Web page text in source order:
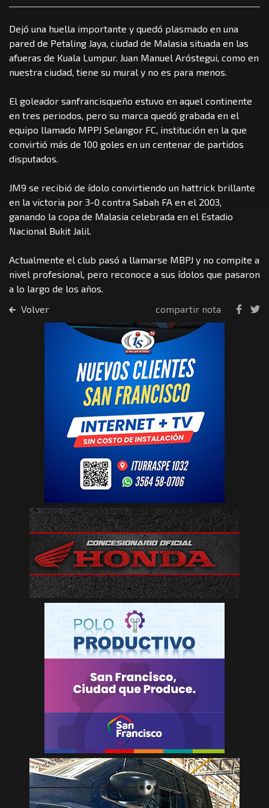
Dejó una huella importante y quedó plasmado en una
pared de Petaling Jaya, ciudad de Malasia situada en las
afueras de Kuala Lumpur. Juan Manuel Aróstegui, como en
nuestra ciudad, tiene su mural y no es para menos.
El goleador sanfrancisqueño estuvo en aquel continente
en tres periodos, pero su marca quedó grabada en el
equipo llamado MPPJ Selangor FC, institución en la que
convirtió más de 100 goles en un centenar de partidos
disputados.
JM9 se recibió de ídolo convirtiendo un hattrick brillante
en la victoria por 3-0 contra Sabah FA en el 2003,
ganando la copa de Malasia celebrada en el Estadio
Nacional Bukit Jalil.
Actualmente el club pasó a llamarse MBPJ y no compite a
nivel profesional, pero reconoce a sus ídolos que pasaron
a lo largo de los años.
Volver
compartir nota